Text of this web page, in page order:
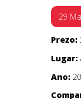
29
Prezo:
Lugar:
Ano: